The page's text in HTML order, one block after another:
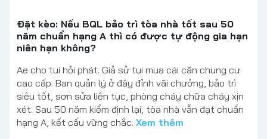
Đặt kèo: Nếu BQL bảo trì tòa nhà tốt sau 50
năm chuẩn hạng A thì có được tự động gia hạn
niên hạn không?
Ae cho tui hỏi phát. Giả sử tui mua cái căn chung cư
cao cấp. Ban quản lý ở đây đỉnh vãi chưởng, bảo trì
siêu tốt, sơn sửa liên tục, phòng cháy chữa cháy xịn
xét. Sau 50 năm kiểm định lại, tòa nhà vẫn đạt chuẩn
hạng A, kết cấu vững chắc. Xem thêm